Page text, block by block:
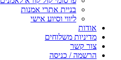
בניית אתרי אמנות
ליווי וסיוע אישי
אודות
מדיניות משלוחים
צור קשר
הרשמה / כניסה